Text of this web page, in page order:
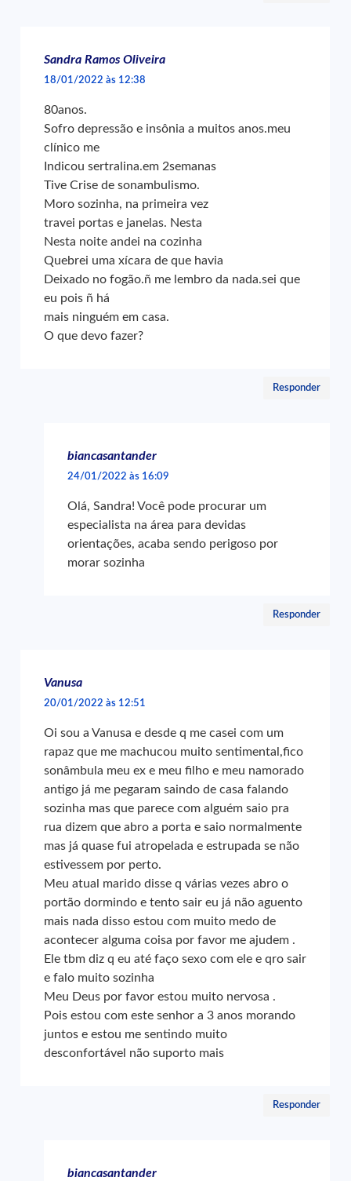
Sandra Ramos Oliveira
18/01/2022 às 12:38
80anos.
Sofro depressão e insônia a muitos anos.meu
clínico me
Indicou sertralina.em 2semanas
Tive Crise de sonambulismo.
Moro sozinha, na primeira vez
travei portas e janelas. Nesta
Nesta noite andei na cozinha
Quebrei uma xícara de que havia
Deixado no fogão.ñ me lembro da nada.sei que
eu pois ñ há
mais ninguém em casa.
O que devo fazer?
Responder
biancasantander
24/01/2022 às 16:09
Olá, Sandra! Você pode procurar um
especialista na área para devidas
orientações, acaba sendo perigoso por
morar sozinha
Responder
Vanusa
20/01/2022 às 12:51
Oi sou a Vanusa e desde q me casei com um
rapaz que me machucou muito sentimental,fico
sonâmbula meu ex e meu filho e meu namorado
antigo já me pegaram saindo de casa falando
sozinha mas que parece com alguém saio pra
rua dizem que abro a porta e saio normalmente
mas já quase fui atropelada e estrupada se não
estivessem por perto.
Meu atual marido disse q várias vezes abro o
portão dormindo e tento sair eu já não aguento
mais nada disso estou com muito medo de
acontecer alguma coisa por favor me ajudem .
Ele tbm diz q eu até faço sexo com ele e qro sair
e falo muito sozinha
Meu Deus por favor estou muito nervosa .
Pois estou com este senhor a 3 anos morando
juntos e estou me sentindo muito
desconfortável não suporto mais
Responder
biancasantander